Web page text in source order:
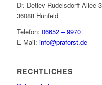
Dr. Detlev-Rudelsdorff-Allee 3
36088 Hünfeld
Telefon: 06652 – 9970
E-Mail: info@praforst.de
RECHTLICHES